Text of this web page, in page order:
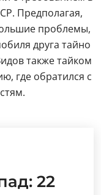
Предполагая,
проблемы,
друга тайно
также тайком
где обратился с
22